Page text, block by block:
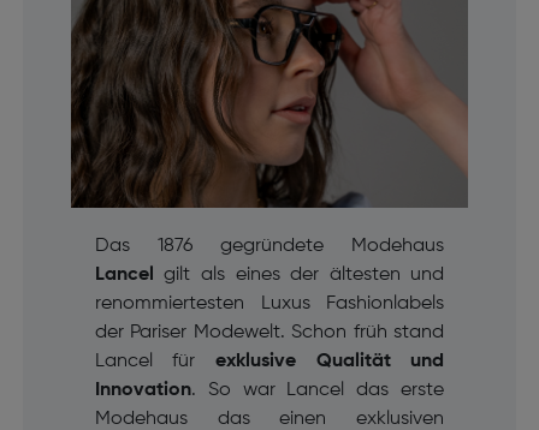
Das 1876 gegründete Modehaus
Lancelgilt als eines der ältesten und
renommiertesten Luxus Fashionlabels
der Pariser Modewelt. Schon früh stand
Lancel für exklusive Qualität und
Innovation. So war Lancel das erste
Modehaus das einen exklusiven